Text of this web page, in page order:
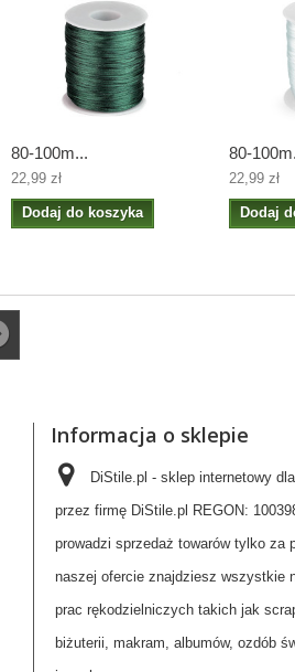
80-100m...
22,99 zł
Dodaj do koszyka
80-
22,99 zł
Dodaj
Informacja o sklepie
DiStile.pl - sklep internetowy
przez firmę DiStile.pl REGON:
prowadzi sprzedaż towarów tylko za
naszej ofercie znajdziesz wszystkie
prac rękodzielniczych takich jak
biżuterii, makram, albumów, ozdób